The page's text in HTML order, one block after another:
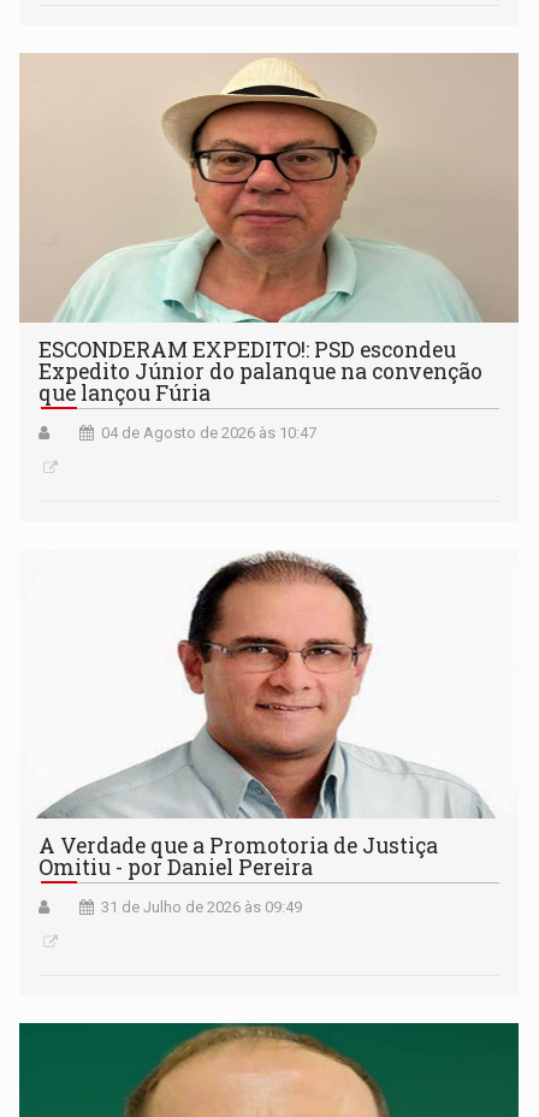
ESCONDERAM EXPEDITO!: PSD escondeu
Expedito Júnior do palanque na convenção
que lançou Fúria
04 de Agosto de 2026 às 10:47
A Verdade que a Promotoria de Justiça
Omitiu - por Daniel Pereira
31 de Julho de 2026 às 09:49